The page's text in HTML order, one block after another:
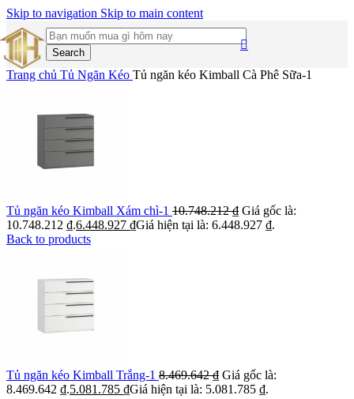
Skip to navigation Skip to main content
Search
Trang chủ Tủ Ngăn Kéo Tủ ngăn kéo Kimball Cà Phê Sữa-1
Tủ ngăn kéo Kimball Xám chì-1 10.748.212₫ Giá gốc là:
10.748.212 ₫.6.448.927 ₫Giá hiện tại là: 6.448.927 ₫.
Back to products
Tủ ngăn kéo Kimball Trắng-1 8.469.642₫ Giá gốc là:
8.469.642 ₫.5.081.785 ₫Giá hiện tại là: 5.081.785 ₫.